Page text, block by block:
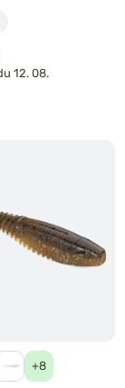
12. 08.
+8